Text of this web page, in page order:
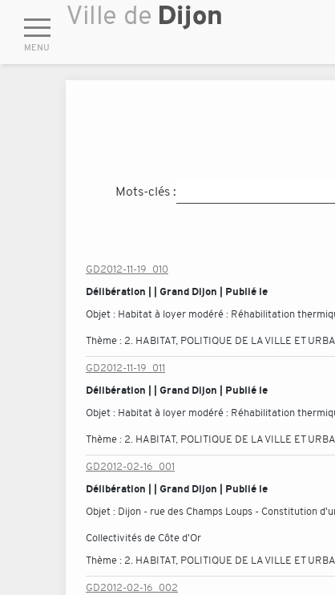
Mots-clés :
GD2012-11-19_010
Délibération | | Grand Dijon | Publié le
Objet : Habitat à loyer modéré : Réhabilitation
Thème : 2. HABITAT, POLITIQUE DE LA VILLE ET
GD2012-11-19_011
Délibération | | Grand Dijon | Publié le
Objet : Habitat à loyer modéré : Réhabilitation
Thème : 2. HABITAT, POLITIQUE DE LA VILLE ET
GD2012-02-16_001
Délibération | | Grand Dijon | Publié le
Objet : Dijon - rue des Champs Loups - Constitution
Collectivités de Côte d'Or
Thème : 2. HABITAT, POLITIQUE DE LA VILLE ET
GD2012-02-16_002